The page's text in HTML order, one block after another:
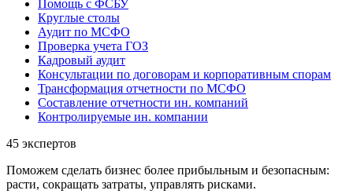
Помощь с ФСБУ
Круглые столы
Аудит по МСФО
Проверка учета ГОЗ
Кадровый аудит
Консультации по договорам и корпоративным спорам
Трансформация отчетности по МСФО
Составление отчетности ин. компаний
Контролируемые ин. компании
45 экспертов
Поможем сделать бизнес более прибыльным и безопасным:
расти, cокращать затраты, управлять рисками.